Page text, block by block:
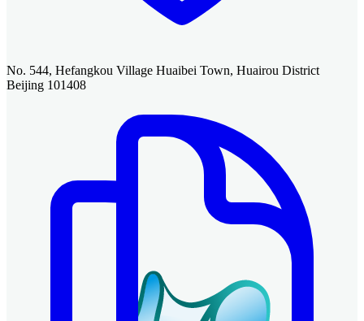
No. 544, Hefangkou Village Huaibei Town, Huairou District
Beijing 101408